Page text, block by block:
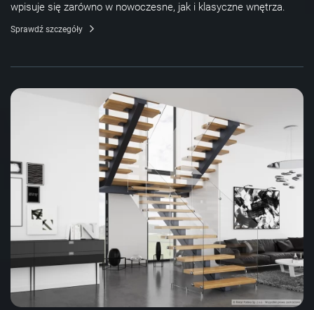
wpisuje się zarówno w nowoczesne, jak i klasyczne wnętrza.
Sprawdź szczegóły